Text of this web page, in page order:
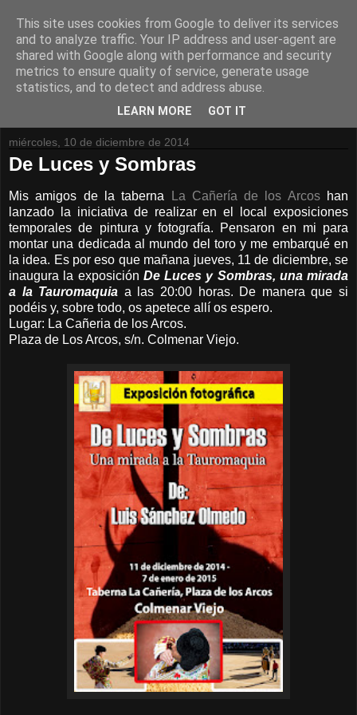
miércoles, 10 de diciembre de 2014
De Luces y Sombras
Mis amigos de la taberna La Cañería de los Arcoshan
lanzado la iniciativa de realizar en el local exposiciones
temporales de pintura y fotografía. Pensaron en mi para
montar una dedicada al mundo del toro y me embarqué en
la idea. Es por eso que mañana jueves, 11 de diciembre, se
inaugura la exposición De Luces y Sombras, una mirada
a la Tauromaquia a las 20:00 horas. De manera que si
podéis y, sobre todo, os apetece allí os espero.
Lugar: La Cañeria de los Arcos.
Plaza de Los Arcos, s/n. Colmenar Viejo.
This site uses cookies from Google to deliver its services
and to analyze traffic. Your IP address and user-agent are
shared with Google along with performance and security
metrics to ensure quality of service, generate usage
statistics, and to detect and address abuse.
LEARN MORE GOT IT